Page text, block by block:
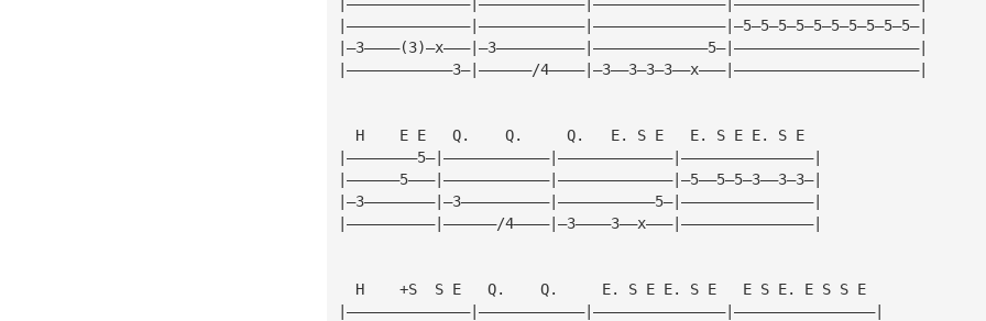
|——————————————|————————————|———————————————|—5—5—5—5—5—5—5—5—5—5—|
|—3————(3)—x———|—3——————————|—————————————5—|—————————————————————|
|————————————3—|——————/4————|—3——3—3—3——x———|—————————————————————|
  H    E E   Q.    Q.     Q.   E. S E   E. S E E. S E
|————————5—|————————————|—————————————|———————————————|
|——————5———|————————————|—————————————|—5——5—5—3——3—3—|
|—3————————|—3——————————|———————————5—|———————————————|
|——————————|——————/4————|—3————3——x———|———————————————|
  H    +S  S E   Q.    Q.     E. S E E. S E   E S E. E S S E
|——————————————|————————————|———————————————|————————————————|